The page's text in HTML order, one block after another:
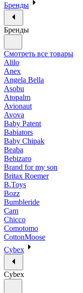
Бренды
Бренды
Смотреть все товары
Alilo
Anex
Angela Bella
Asobu
Atopalm
Avionaut
Avova
Baby Patent
Babiators
Baby Chipak
Beaba
Bebizaro
Brand for my son
Britax Roemer
B.Toys
Bozz
Bumbleride
Cam
Chicco
Comotomo
CottonMoose
Cybex
Cybex